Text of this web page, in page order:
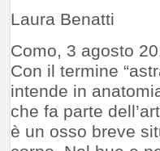
Laura Benatti
Como, 3 agosto
Con il termine
intende in
che fa parte
è un osso breve